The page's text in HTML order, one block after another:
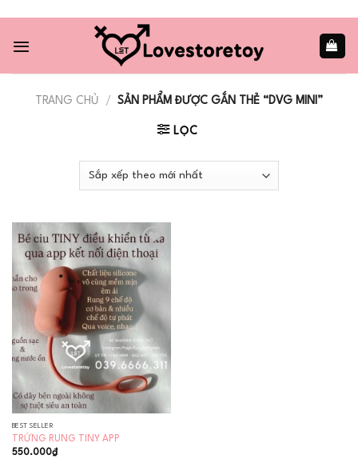
content
TRANG CHỦ / SẢN PHẨM ĐƯỢC GẮN THẺ “DVG MINI”
LỌC
Add to
wishlist
BEST SELLER
TRỨNG RUNG TINY APP
550.000₫